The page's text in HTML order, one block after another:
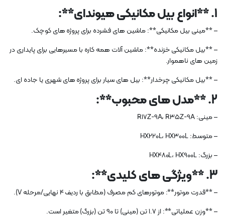
1. **انواع بیل مکانیکی هیوندای**:
– **مینی بیل مکانیکی**: ماشین های فشرده برای پروژه های کوچک.
– **بیل مکانیکی خزنده**: ماشین آلات همه کاره با مسیرهایی برای پایداری در
زمین های ناهموار.
– **بیل مکانیکی چرخدار**: بیل های سیار برای پروژه های شهری یا جاده ای.
2. **مدل های محبوب**:
– مینی: R17Z-9A، R35Z-9A
– متوسط: HX220L، HX300L
– بزرگ: HX480L، HX900L
3. **ویژگی های کلیدی**:
– **قدرت موتور**: موتورهای کم مصرف (مطابق با ردیف 4 نهایی/مرحله V).
– **وزن عملیاتی**: از 1.7 تن (مینی) تا 90 تن (بزرگ) متغیر است.